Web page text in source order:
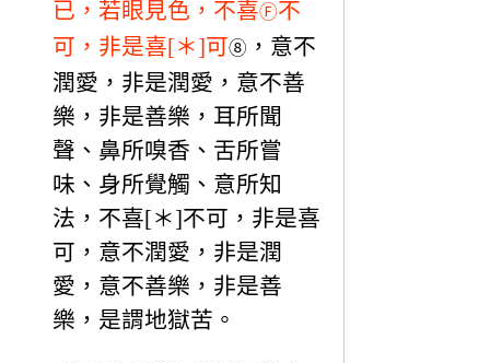
已，若眼見色，不喜Ⓕ不
可，非是喜[＊]可⑧ ，意不
潤愛，非是潤愛，意不善
樂，非是善樂，耳所聞
聲、鼻所嗅香、舌所嘗
味、身所覺觸、意所知
法，不喜[＊]不可，非是喜
可，意不潤愛，非是潤
愛，意不善樂，非是善
樂，是謂地獄苦。